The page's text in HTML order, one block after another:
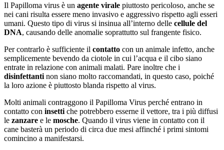
Il Papilloma virus è un agente virale piuttosto pericoloso, anche se
nei cani risulta essere meno invasivo e aggressivo rispetto agli esseri
umani. Questo tipo di virus si insinua all’interno delle cellule del
DNA, causando delle anomalie soprattutto sul frangente fisico.
Per contrarlo è sufficiente il contatto con un animale infetto, anche
semplicemente bevendo da ciotole in cui l’acqua e il cibo siano
entrate in relazione con animali malati. Pare inoltre che i
disinfettanti non siano molto raccomandati, in questo caso, poiché
la loro azione è piuttosto blanda rispetto al virus.
Molti animali contraggono il Papilloma Virus perché entrano in
contatto con insetti che potrebbero esserne il vettore, tra i più diffusi
le zanzare e le mosche. Quando il virus viene in contatto con il
cane basterà un periodo di circa due mesi affinché i primi sintomi
comincino a manifestarsi.